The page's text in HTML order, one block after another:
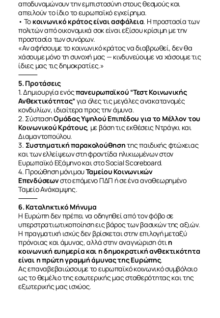
αποδυναμώνουν την εμπιστοσύνη στους θεσμούς και
απειλούν το ίδιο το ευρωπαϊκό εγχείρημα.
• Το κοινωνικό κράτος είναι ασφάλεια. Η προστασία των
πολιτών από οικονομικά σοκ είναι εξίσου κρίσιμη με την
προστασία των συνόρων.
«Αν αφήσουμε το κοινωνικό κράτος να διαβρωθεί, δεν θα
χάσουμε μόνο τη συνοχή μας — κινδυνεύουμε να χάσουμε τις
ίδιες μας τις δημοκρατίες.»
⸻
5. Προτάσεις
1. Δημιουργία ενόςπανευρωπαϊκού “Τεστ Κοινωνικής
Ανθεκτικότητας”για όλες τις μεγάλες ανακατανομές
κονδυλίων, ιδιαίτερα προς την άμυνα.
2. ΣύστασηΟμάδας Υψηλού Επιπέδου για το Μέλλον του
Κοινωνικού Κράτους, με βάση τις εκθέσεις Ντράγκι και
Διαμαντοπούλου.
3. Συστηματική παρακολούθησητης παιδικής φτώχειας
και των ελλείψεων στη φροντίδα ηλικιωμένων στον
Ευρωπαϊκό Εξάμηνο και στο Social Scoreboard.
4. Προώθηση μόνιμουΤαμείου Κοινωνικών
Επενδύσεωνστο επόμενο ΠΔΠ ή σε ένα αναθεωρημένο
Ταμείο Ανάκαμψης.
⸻
6. Καταληκτικό Μήνυμα
Η Ευρώπη δεν πρέπει να οδηγηθεί από τον φόβο σε
υπερστρατιωτικοποίηση εις βάρος των βασικών της αξιών.
Η πραγματική ισχύς δεν βρίσκεται στην επιλογή μεταξύ
πρόνοιας και άμυνας, αλλά στην αναγνώριση ότιη
κοινωνική ευημερία και η δημοκρατική ανθεκτικότητα
είναι η πρώτη γραμμή άμυνας της Ευρώπης.
Ας επαναβεβαιώσουμε το ευρωπαϊκό κοινωνικό συμβόλαιο
ως το θεμέλιο της εσωτερικής μας σταθερότητας και της
εξωτερικής μας ισχύος.